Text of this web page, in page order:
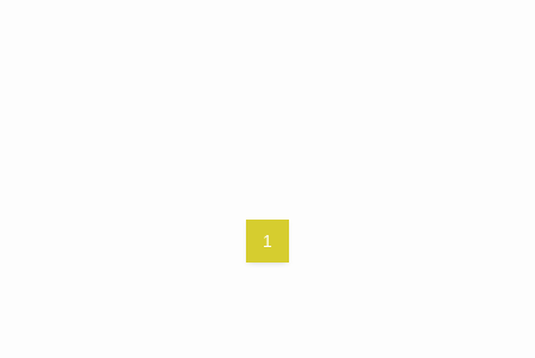
1